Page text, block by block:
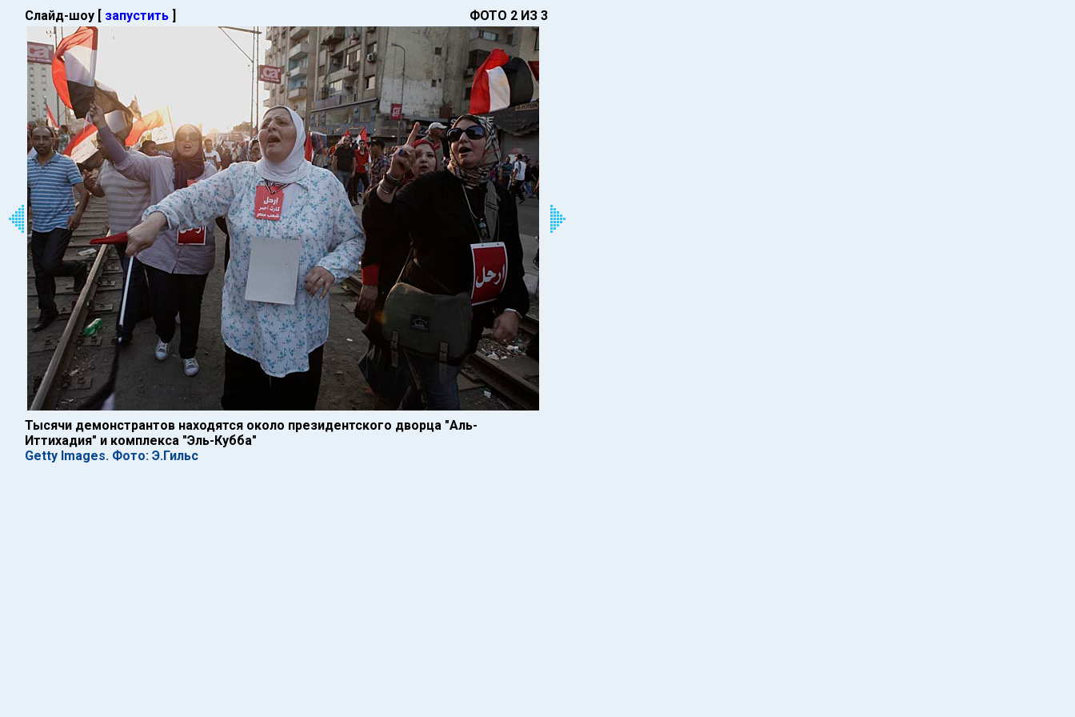
Слайд-шоу [ запустить ] ФОТО 2 ИЗ 3
Тысячи демонстрантов находятся около президентского дворца "Аль-
Иттихадия" и комплекса "Эль-Кубба"
Getty Images. Фото: Э.Гильс